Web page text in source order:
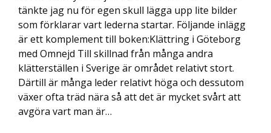
tänkte jag nu för egen skull lägga upp lite bilder
som förklarar vart lederna startar. Följande inlägg
är ett komplement till boken:Klättring i Göteborg
med Omnejd Till skillnad från många andra
klätterställen i Sverige är området relativt stort.
Därtill är många leder relativt höga och dessutom
växer ofta träd nära så att det är mycket svårt att
avgöra vart man är…